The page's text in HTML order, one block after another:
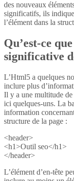
des nouveaux
significatifs, ils
l’élément dans la
Qu’est-ce
significative
L’Html5 a quelques
inclure plus
Il y a une multitude
ici quelques-uns. La
information
structure de la page :
<header>
<h1>Outil seo</h1>
</header>
L’élément d’en-tête